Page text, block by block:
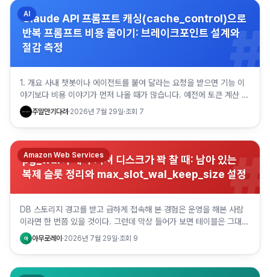
Claude API 프롬프트 캐싱(cache_control)으로
반복 프롬프트 비용 줄이기: 브레이크포인트 설계와
절감 측정
#
AI
1. 개요 사내 챗봇이나 에이전트를 붙여 달라는 요청을 받으면 기능 이
야기보다 비용 이야기가 먼저 나올 때가 많습니다. 예전에 토큰 계산 스
크립트를 정리한 글에서 캐싱 부분은 슬쩍 넘겼던 기억이 있…
주말만기다려 ·2026년 7월 29일·조회 7
pg_wal이 계속 커져 디스크가 꽉 찰 때: 남아 있는
복제 슬롯 정리와 max_slot_wal_keep_size 설정#
Amazon Web Services
DB 스토리지 경고를 받고 급하게 접속해 본 경험은 운영을 해본 사람
이라면 한 번쯤 있을 것이다. 그런데 막상 들어가 보면 테이블은 그대로
인데 pg_wal 만 부풀어 있는 경우가 꽤 있다. 스토리지…
아 아무로레이 ·2026년 7월 29일·조회 9